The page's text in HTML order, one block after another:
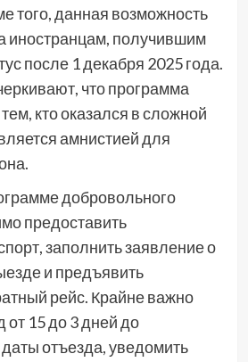
того, данная возможность
иностранцам, получившим
после 1 декабря 2025 года.
что программа
кто оказался в сложной
амнистией для
добровольного
предоставить
заполнить заявление о
и предъявить
рейс. Крайне важно
от 15 до 3 дней до
отъезда, уведомить